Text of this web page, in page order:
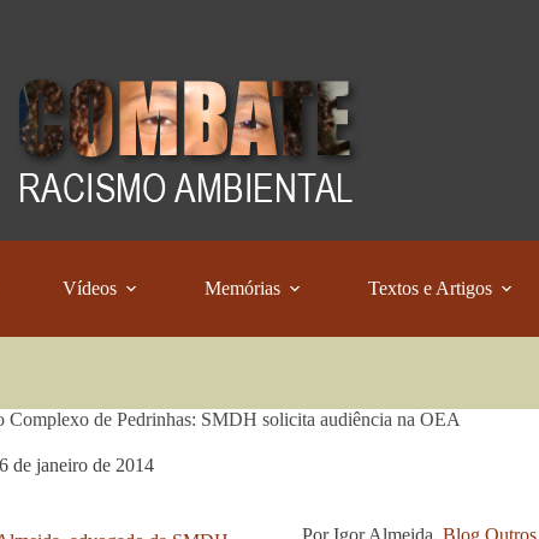
Vídeos Memórias Textos e Artigos
Complexo de Pedrinhas: SMDH solicita audiência na OEA
de janeiro de 2014
Por Igor Almeida, Blog